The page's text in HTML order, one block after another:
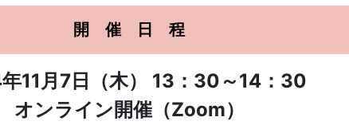
開 催 日 程
11月7日（木） 13：30～14：30
オンライン開催（Zoom）